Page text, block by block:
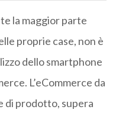
la maggior parte
proprie case, non è
dello smartphone
L’eCommerce da
di prodotto, supera